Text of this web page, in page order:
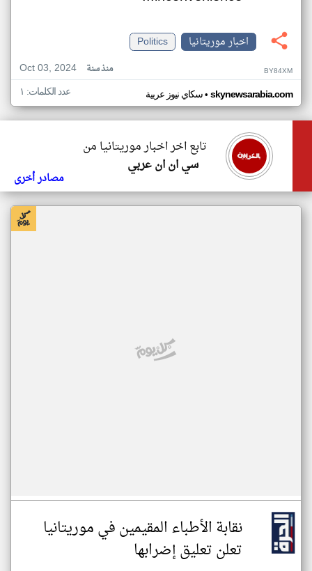
اخبار موريتانيا
Politics
Oct 03, 2024
منذ سنة BY84XM
سكاي نيوز عربية• skynewsarabia.com عدد الكلمات: ١
تابع اخر اخبار موريتانيا من
سي ان ان عربي
مصادر أخرى
نقابة الأطباء المقيمين في موريتانيا
تعلن تعليق إضرابها